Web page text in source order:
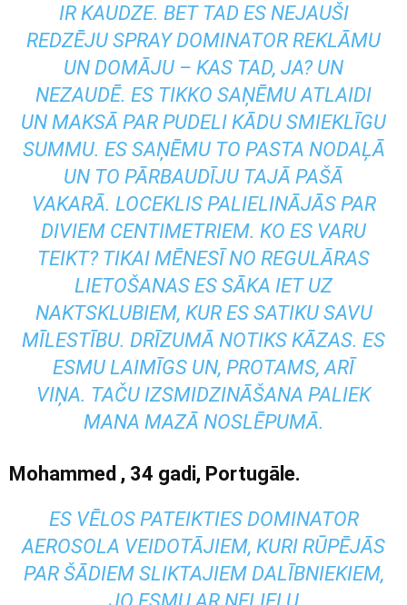
IR KAUDZE. BET TAD ES NEJAUŠI
REDZĒJU SPRAY DOMINATOR REKLĀMU
UN DOMĀJU – KAS TAD, JA? UN
NEZAUDĒ. ES TIKKO SAŅĒMU ATLAIDI
UN MAKSĀ PAR PUDELI KĀDU SMIEKLĪGU
SUMMU. ES SAŅĒMU TO PASTA NODAĻĀ
UN TO PĀRBAUDĪJU TAJĀ PAŠĀ
VAKARĀ. LOCEKLIS PALIELINĀJĀS PAR
DIVIEM CENTIMETRIEM. KO ES VARU
TEIKT? TIKAI MĒNESĪ NO REGULĀRAS
LIETOŠANAS ES SĀKA IET UZ
NAKTSKLUBIEM, KUR ES SATIKU SAVU
MĪLESTĪBU. DRĪZUMĀ NOTIKS KĀZAS. ES
ESMU LAIMĪGS UN, PROTAMS, ARĪ
VIŅA. TAČU IZSMIDZINĀŠANA PALIEK
MANA MAZĀ NOSLĒPUMĀ.
Mohammed , 34 gadi, Portugāle.
ES VĒLOS PATEIKTIES DOMINATOR
AEROSOLA VEIDOTĀJIEM, KURI RŪPĒJĀS
PAR ŠĀDIEM SLIKTAJIEM DALĪBNIEKIEM,